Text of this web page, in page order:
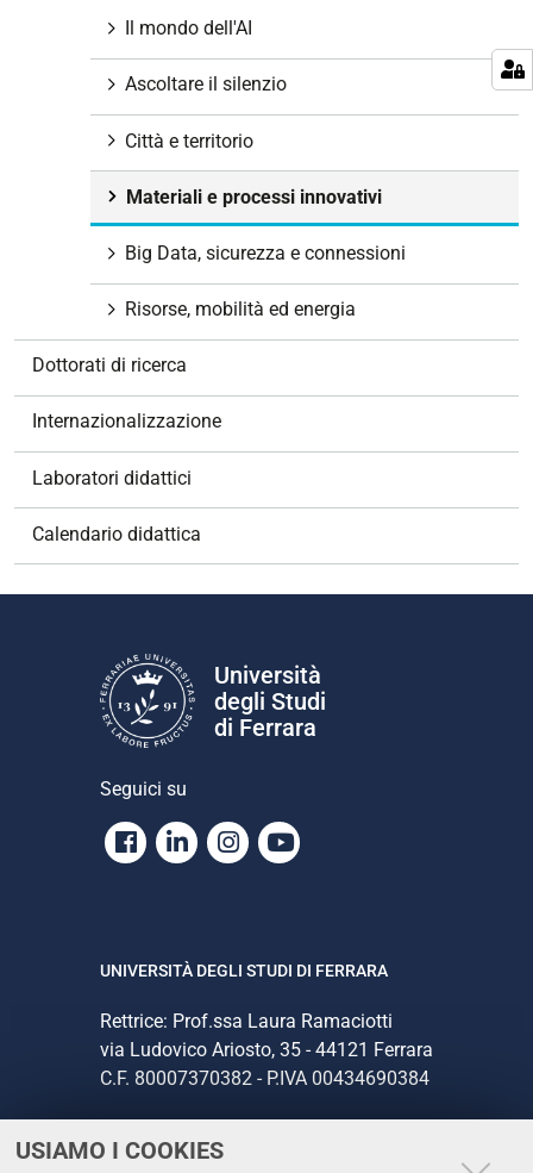
USIAMO I COOKIES
Il mondo dell'AI
Ascoltare il silenzio
Città e territorio
Materiali e processi innovativi
Big Data, sicurezza e connessioni
Risorse, mobilità ed energia
Dottorati di ricerca
Internazionalizzazione
Laboratori didattici
Calendario didattica
Università
degli Studi
di Ferrara
Seguici su
Facebook
LinkedinInstagram
Youtube
UNIVERSITÀ DEGLI STUDI DI FERRARA
Rettrice: Prof.ssa Laura Ramaciotti
via Ludovico Ariosto, 35 - 44121 Ferrara
C.F. 80007370382 - P.IVA 00434690384
CONTATTI